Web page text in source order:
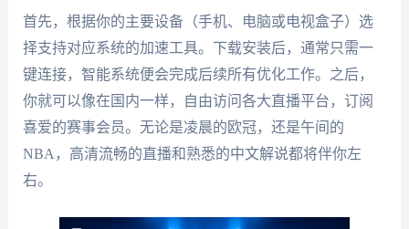
首先，根据你的主要设备（手机、电脑或电视盒子）选
择支持对应系统的加速工具。下载安装后，通常只需一
键连接，智能系统便会完成后续所有优化工作。之后，
你就可以像在国内一样，自由访问各大直播平台，订阅
喜爱的赛事会员。无论是凌晨的欧冠，还是午间的
NBA，高清流畅的直播和熟悉的中文解说都将伴你左
右。